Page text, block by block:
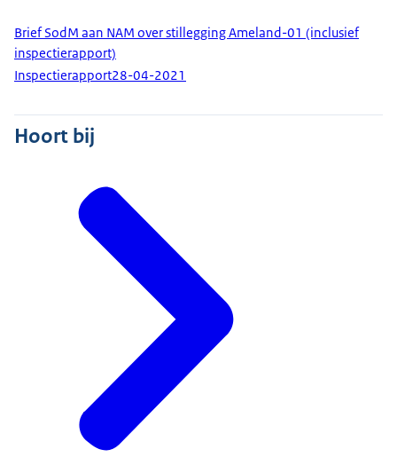
Brief SodM aan NAM over stillegging Ameland-01 (inclusief
inspectierapport)
Inspectierapport28-04-2021
Hoort bij